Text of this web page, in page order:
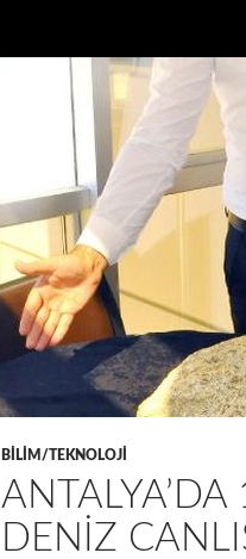
BILIM/TEKNOLOJI
DENIZ